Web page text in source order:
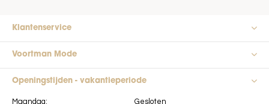
Klantenservice
Voortman Mode
Openingstijden - vakantieperiode
Maandag: Gesloten